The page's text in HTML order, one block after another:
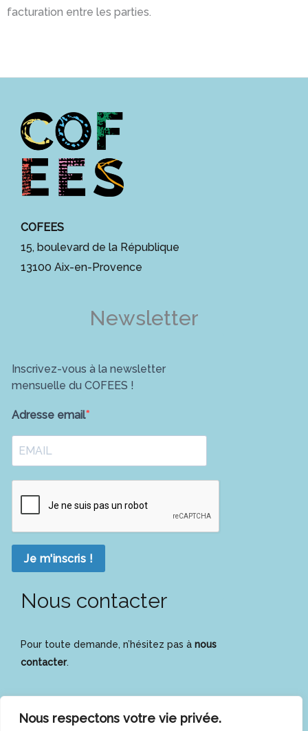
Nous respectons votre vie privée.
facturation entre les parties.
COFEES
15, boulevard de la République
13100 Aix-en-Provence
Newsletter
Inscrivez-vous à la newsletter
mensuelle du COFEES !
Adresse email
Je m'inscris !
Nous contacter
Pour toute demande, n’hésitez pas à nous
contacter.